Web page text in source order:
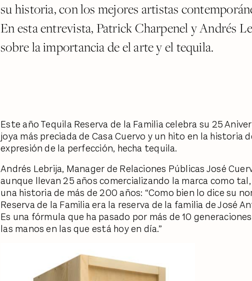
su historia, con los mejores artistas
En esta entrevista, Patrick Charpenel y Andrés
sobre la importancia de el arte y el tequila.
Este año Tequila Reserva de la Familia celebra su 25
joya más preciada de Casa Cuervo y un hito en la historia
expresión de la perfección, hecha tequila.
Andrés Lebrija, Manager de Relaciones Públicas José
aunque llevan 25 años comercializando la marca como
una historia de más de 200 años: “Como bien lo dice su
Reserva de la Familia era la reserva de la familia de José
Es una fórmula que ha pasado por más de 10
las manos en las que está hoy en día.”